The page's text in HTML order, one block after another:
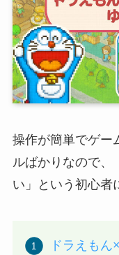
操作が簡単でゲー
ルばかりなので、
い」という初心者
ドラえも